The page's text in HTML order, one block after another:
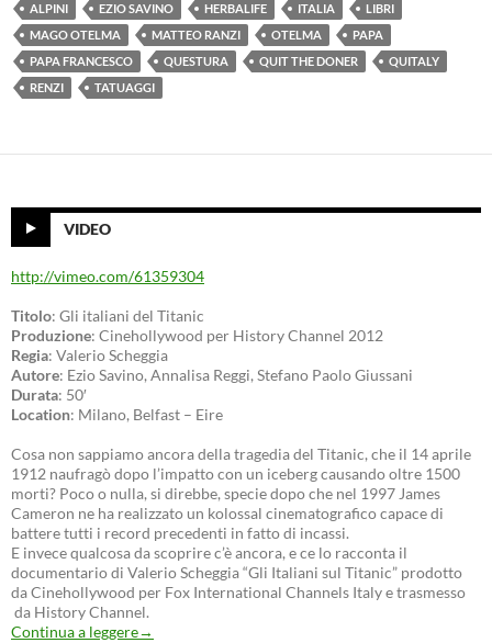
ALPINI EZIO SAVINO HERBALIFE ITALIA
LIBRI
MAGO OTELMA
MATTEO RANZI OTELMA
PAPA
PAPA FRANCESCO
QUESTURA QUIT THE DONER
QUITALY
RENZI
TATUAGGI
VIDEO
http://vimeo.com/61359304
Titolo: Gli italiani del Titanic
Produzione: Cinehollywood per History Channel 2012
Regia: Valerio Scheggia
Autore: Ezio Savino, Annalisa Reggi, Stefano Paolo Giussani
Durata: 50′
Location: Milano, Belfast – Eire
Cosa non sappiamo ancora della tragedia del Titanic, che il 14 aprile
1912 naufragò dopo l’impatto con un iceberg causando oltre 1500
morti? Poco o nulla, si direbbe, specie dopo che nel 1997 James
Cameron ne ha realizzato un kolossal cinematografico capace di
battere tutti i record precedenti in fatto di incassi.
E invece qualcosa da scoprire c’è ancora, e ce lo racconta il
documentario di Valerio Scheggia “Gli Italiani sul Titanic” prodotto
da Cinehollywood per Fox International Channels Italy e trasmesso
da History Channel.
Continua a leggere→